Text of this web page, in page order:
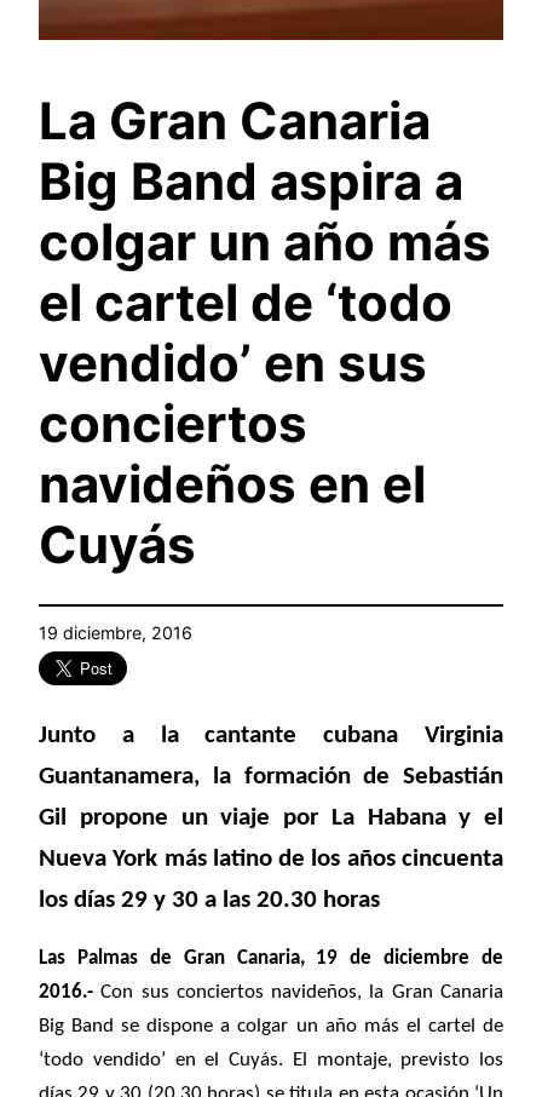
La Gran Canaria
Big Band aspira a
colgar un año más
el cartel de ‘todo
vendido’ en sus
conciertos
navideños en el
Cuyás
19 diciembre, 2016
Junto a la cantante cubana Virginia
Guantanamera, la formación de Sebastián
Gil propone un viaje por La Habana y el
Nueva York más latino de los años cincuenta
los días 29 y 30 a las 20.30 horas
Las Palmas de Gran Canaria, 19 de diciembre de
2016.- Con sus conciertos navideños, la Gran Canaria
Big Band se dispone a colgar un año más el cartel de
‘todo vendido’ en el Cuyás. El montaje, previsto los